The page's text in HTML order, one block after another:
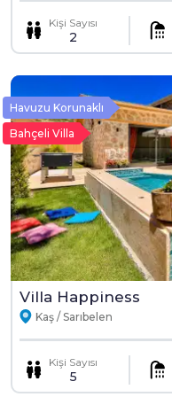
Kişi Sayısı
2
Havuzu Korunaklı
Bahçeli Villa
Villa Happiness
Kaş / Sarıbelen
Kişi Sayısı
5